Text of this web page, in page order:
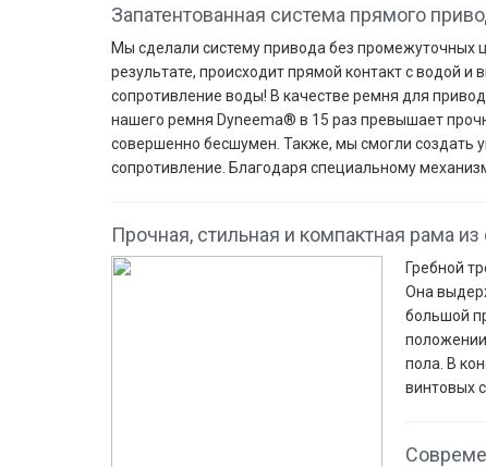
Запатентованная система прямого
Мы сделали систему привода без промежуточных
результате, происходит прямой контакт с водой
сопротивление воды! В качестве ремня для
нашего ремня Dyneema® в 15 раз превышает
совершенно бесшумен. Также, мы смогли создать
сопротивление. Благодаря специальному
Прочная, стильная и компактная рама
Гребной
Она
большой
пола. В
винтовых